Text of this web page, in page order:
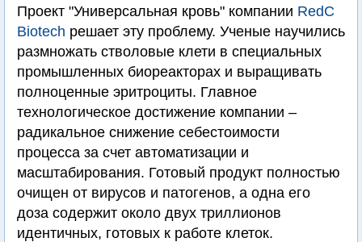
Проект "Универсальная кровь" компании RedC
Biotech решает эту проблему. Ученые научились
размножать стволовые клети в специальных
промышленных биореакторах и выращивать
полноценные эритроциты. Главное
технологическое достижение компании –
радикальное снижение себестоимости
процесса за счет автоматизации и
масштабирования. Готовый продукт полностью
очищен от вирусов и патогенов, а одна его
доза содержит около двух триллионов
идентичных, готовых к работе клеток.